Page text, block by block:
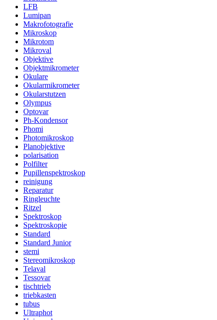
LFB
Lumipan
Makrofotografie
Mikroskop
Mikrotom
Mikroval
Objektive
Objektmikrometer
Okulare
Okularmikrometer
Okularstutzen
Olympus
Optovar
Ph-Kondensor
Phomi
Photomikroskop
Planobjektive
polarisation
Polfilter
Pupillenspektroskop
reinigung
Reparatur
Ringleuchte
Ritzel
Spektroskop
Spektroskopie
Standard
Standard Junior
stemi
Stereomikroskop
Telaval
Tessovar
tischtrieb
triebkasten
tubus
Ultraphot